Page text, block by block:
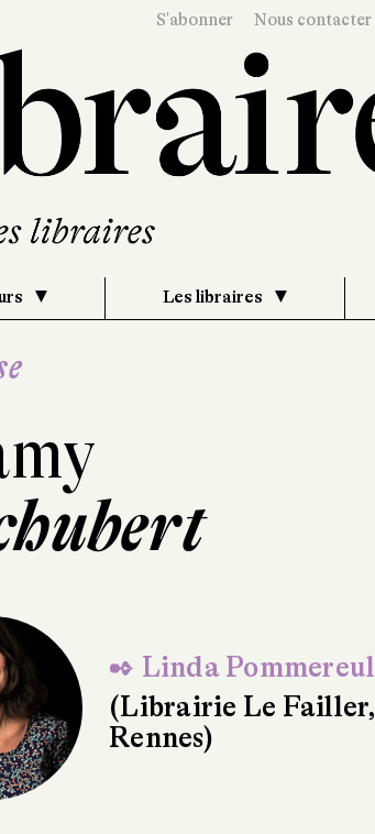
S'abonner Nous contacter
Les libraires
✒ Linda Pommereul
(Librairie Le Failler,
Rennes)